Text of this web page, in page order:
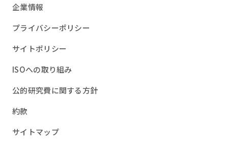
企業情報
プライバシーポリシー
サイトポリシー
ISOへの取り組み
公的研究費に関する方針
約款
サイトマップ